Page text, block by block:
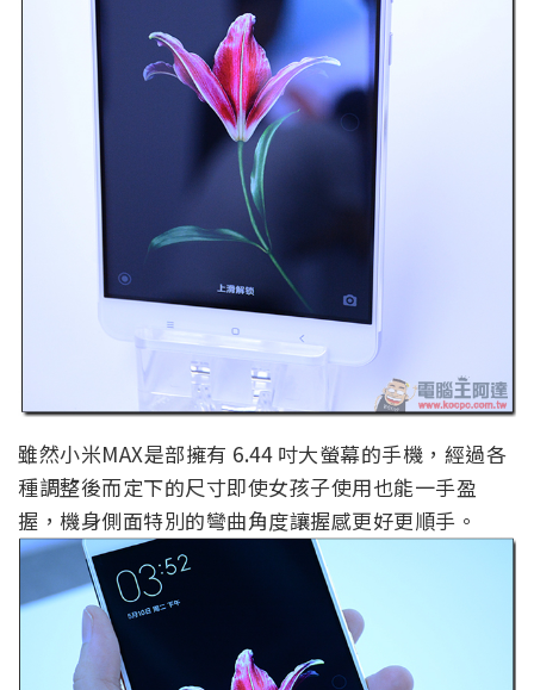
雖然小米MAX是部擁有 6.44 吋大螢幕的手機，經過各
種調整後而定下的尺寸即使女孩子使用也能一手盈
握，機身側面特別的彎曲角度讓握感更好更順手。